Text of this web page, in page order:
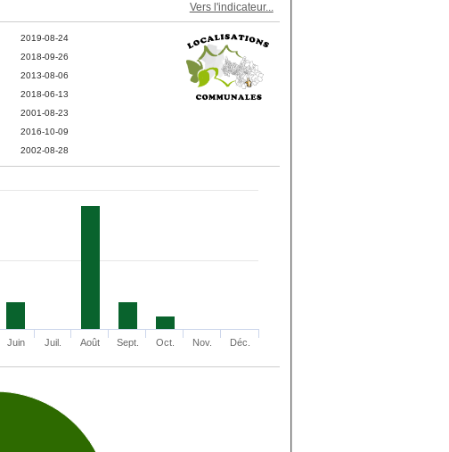
Vers l'indicateur...
2019-08-24
2018-09-26
2013-08-06
2018-06-13
2001-08-23
2016-10-09
2002-08-28
Juin Juil. Août Sept. Oct. Nov. Déc.